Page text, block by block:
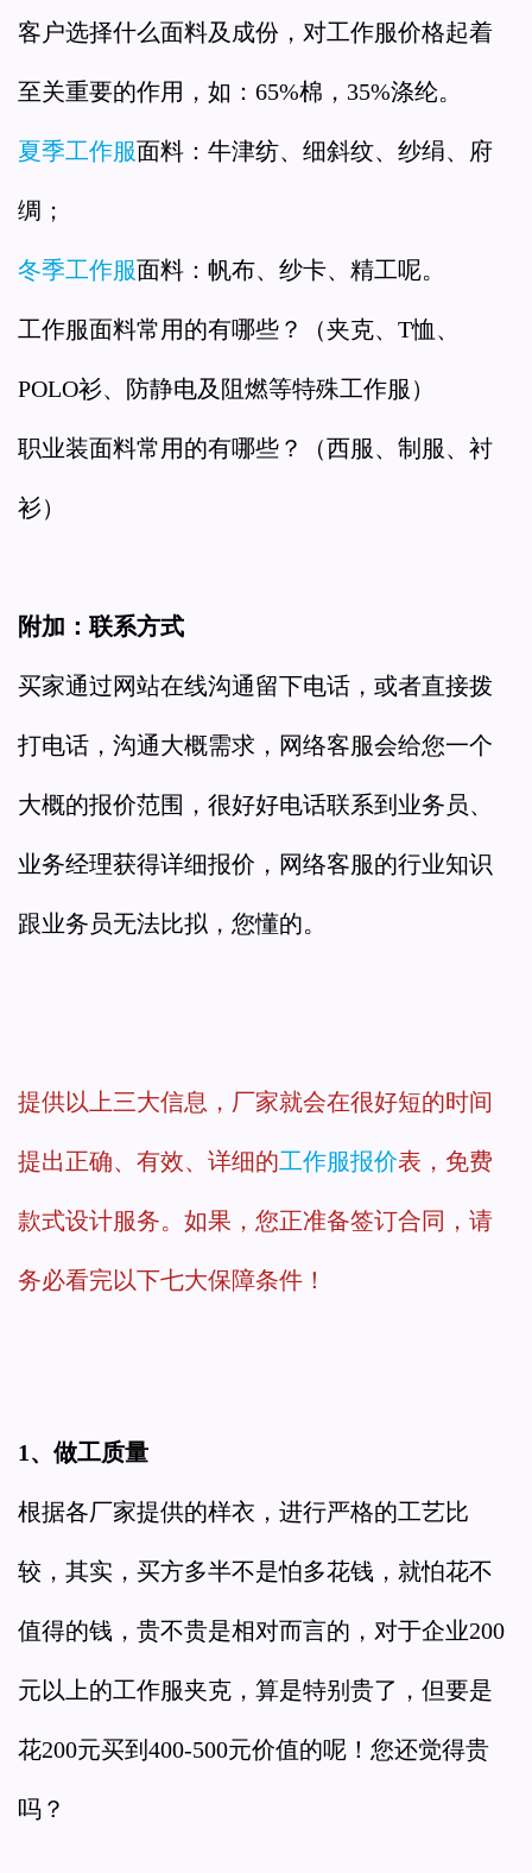
客户选择什么面料及成份，对工作服价格起着
至关重要的作用，如：65%棉，35%涤纶。
夏季工作服面料：牛津纺、细斜纹、纱绢、府
绸；
冬季工作服面料：帆布、纱卡、精工呢。
工作服面料常用的有哪些？（夹克、T恤、
POLO衫、防静电及阻燃等特殊工作服）
职业装面料常用的有哪些？（西服、制服、衬
衫）
附加：联系方式
买家通过网站在线沟通留下电话，或者直接拨
打电话，沟通大概需求，网络客服会给您一个
大概的报价范围，很好好电话联系到业务员、
业务经理获得详细报价，网络客服的行业知识
跟业务员无法比拟，您懂的。
提供以上三大信息，厂家就会在很好短的时间
提出正确、有效、详细的工作服报价表，免费
款式设计服务。如果，您正准备签订合同，请
务必看完以下七大保障条件！
1、做工质量
根据各厂家提供的样衣，进行严格的工艺比
较，其实，买方多半不是怕多花钱，就怕花不
值得的钱，贵不贵是相对而言的，对于企业200
元以上的工作服夹克，算是特别贵了，但要是
花200元买到400-500元价值的呢！您还觉得贵
吗？